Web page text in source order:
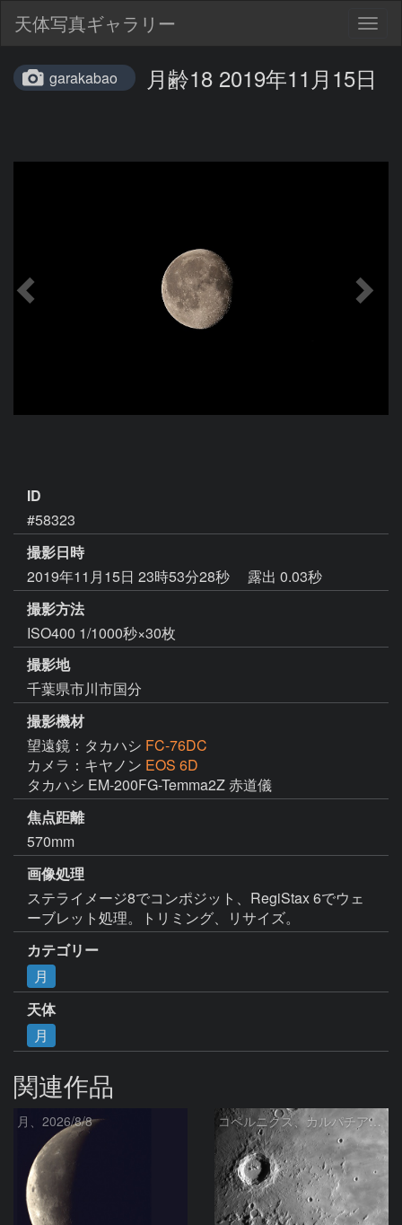
天体写真ギャラリー
garakabao 月齢18 2019年11月15日
ID
#58323
撮影日時
2019年11月15日 23時53分28秒
露出 0.03秒
撮影方法
ISO400 1/1000秒×30枚
撮影地
千葉県市川市国分
撮影機材
望遠鏡：タカハシ FC-76DC
カメラ：キヤノン EOS 6D
タカハシ EM-200FG-Temma2Z 赤道儀
焦点距離
570mm
画像処理
ステライメージ8でコンポジット、RegiStax 6でウェ
ーブレット処理。トリミング、リサイズ。
カテゴリー
月
天体
月
関連作品
月、2026/8/8 コペルニクス、カルパチア山脈付近